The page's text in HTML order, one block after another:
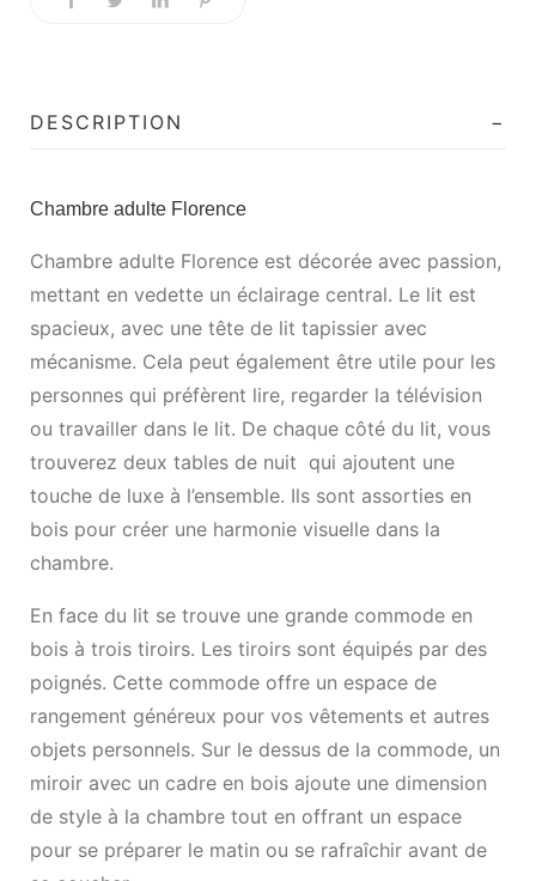
DESCRIPTION
Chambre adulte Florence
Chambre adulte Florence est décorée avec passion,
mettant en vedette un éclairage central. Le lit est
spacieux, avec une tête de lit tapissier avec
mécanisme. Cela peut également être utile pour les
personnes qui préfèrent lire, regarder la télévision
ou travailler dans le lit. De chaque côté du lit, vous
trouverez deux tables de nuit qui ajoutent une
touche de luxe à l’ensemble. Ils sont assorties en
bois pour créer une harmonie visuelle dans la
chambre.
En face du lit se trouve une grande commode en
bois à trois tiroirs. Les tiroirs sont équipés par des
poignés. Cette commode offre un espace de
rangement généreux pour vos vêtements et autres
objets personnels. Sur le dessus de la commode, un
miroir avec un cadre en bois ajoute une dimension
de style à la chambre tout en offrant un espace
pour se préparer le matin ou se rafraîchir avant de